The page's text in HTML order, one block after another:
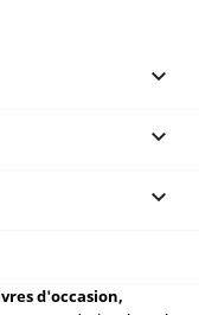



d'occasion,